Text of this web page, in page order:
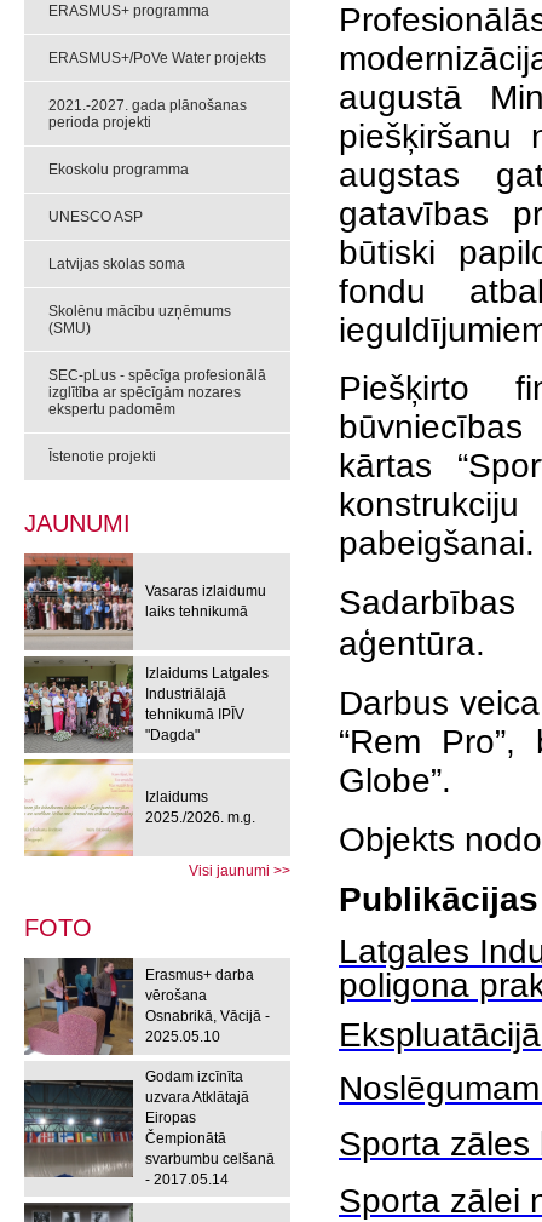
ERASMUS+ programma
ERASMUS+/PoVe Water projekts
2021.-2027. gada plānošanas
perioda projekti
Ekoskolu programma
UNESCO ASP
Latvijas skolas soma
Skolēnu mācību uzņēmums
(SMU)
SEC-pLus - spēcīga profesionālā
izglītība ar spēcīgām nozares
ekspertu padomēm
Īstenotie projekti
JAUNUMI
Vasaras izlaidumu
laiks tehnikumā
Izlaidums Latgales
Industriālajā
tehnikumā IPĪV
"Dagda"
Izlaidums
2025./2026. m.g.
Visi jaunumi >>
FOTO
Erasmus+ darba
vērošana
Osnabrikā, Vācijā -
2025.05.10
Godam izcīnīta
uzvara Atklātajā
Eiropas
Čempionātā
svarbumbu celšanā
- 2017.05.14
augustā
piešķiršanu
augstas
gatavības
būtiski
fondu
Piešķirto
kārtas
pabeigšanai.
aģentūra.
Darbus
“Rem
Globe”.
Objekts
Latgales
poligona
Sporta
Sporta zālei